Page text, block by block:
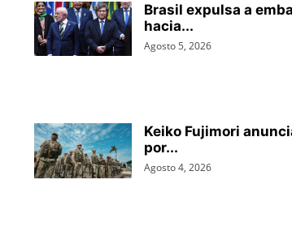
Brasil expulsa a
hacia...
Agosto 5, 2026
Keiko Fujimori
por...
Agosto 4, 2026